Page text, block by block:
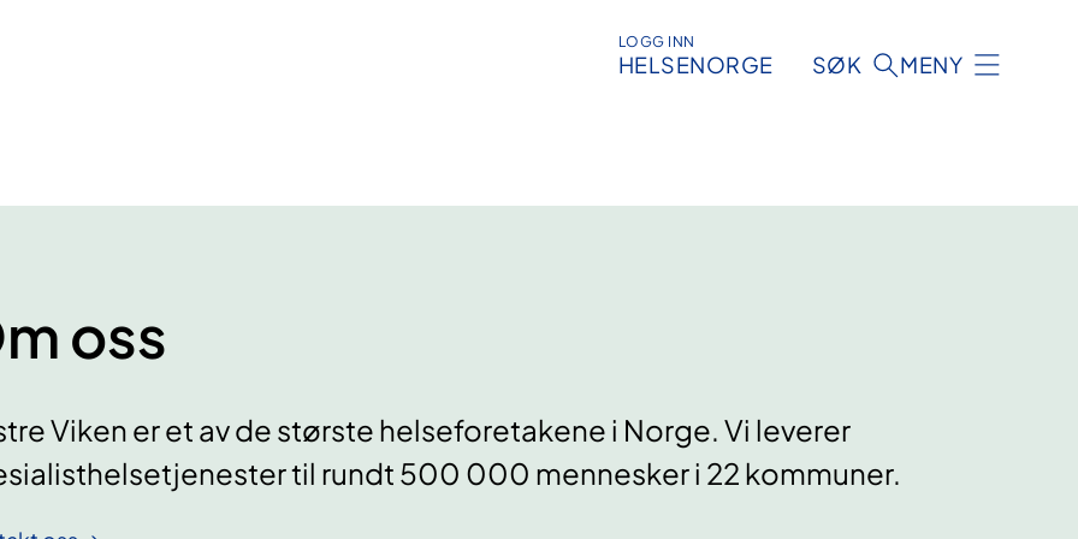
LOGG INN
HELSENORGE SØK MENY
oss
Viken er et av de største helseforetakene i Norge. Vi leverer
til rundt 500 000 mennesker i 22 kommuner.